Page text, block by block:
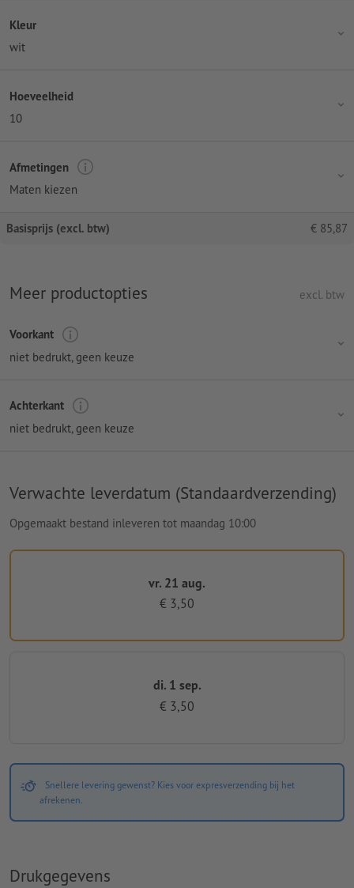
Kleur
wit
Hoeveelheid
10
Afmetingen
Maten kiezen
Basisprijs (excl. btw) € 85,87
Meer productopties excl. btw
Voorkant
niet bedrukt, geen keuze
Achterkant
niet bedrukt, geen keuze
Verwachte leverdatum (Standaardverzending)
Opgemaakt bestand inleveren tot maandag 10:00
vr. 21 aug.
€ 3,50
di. 1 sep.
€ 3,50
Snellere levering gewenst? Kies voor expresverzending bij het
afrekenen.
Drukgegevens